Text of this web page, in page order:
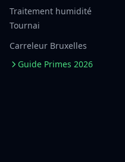
Traitement humidité
Tournai
Carreleur Bruxelles
Guide Primes 2026